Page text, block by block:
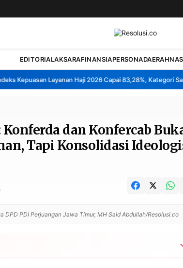
EDITORIALAKSARAFINANSIAPERSONADAERAH
Kepuasan Layanan Haji 2026 Capai 83,28%, Kategori
dan Konfercab
Tapi Konsolidasi
DPD PDI Perjuangan Jawa Timur, MH Said Abdullah/Resolusi.co